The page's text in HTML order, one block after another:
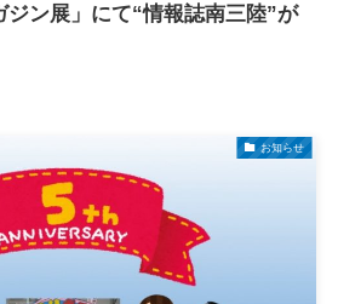
ジン展」にて“情報誌南三陸”が
お知らせ